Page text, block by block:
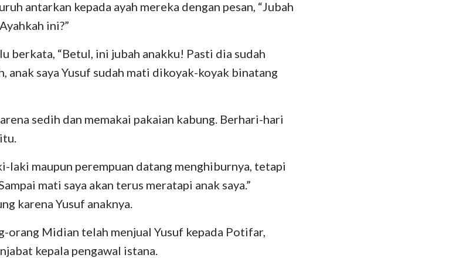
antarkan kepada ayah mereka dengan pesan, “Jubah
ini?”
berkata, “Betul, ini jubah anakku! Pasti dia sudah
anak saya Yusuf sudah mati dikoyak-koyak binatang
sedih dan memakai pakaian kabung. Berhari-hari
laki maupun perempuan datang menghiburnya, tetapi
mati saya akan terus meratapi anak saya.”
karena Yusuf anaknya.
orang Midian telah menjual Yusuf kepada Potifar,
kepala pengawal istana.